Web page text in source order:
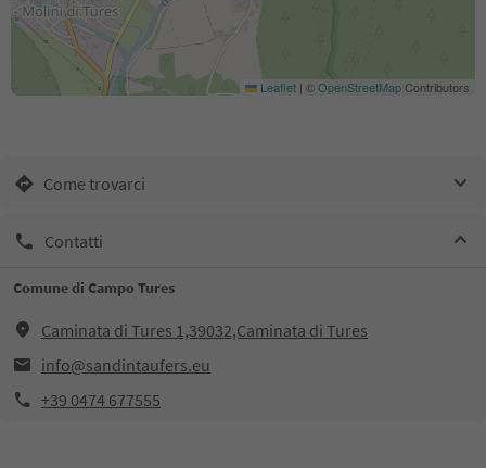
Leaflet | ©OpenStreetMapContributors
Come trovarci
Contatti
Comune di Campo Tures
Caminata di Tures 1,39032,Caminata di Tures
info@sandintaufers.eu
+39 0474 677555